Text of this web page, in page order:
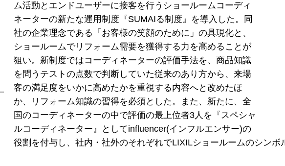
ム活動とエンドユーザーに接客を行うショールームコーディ
ネーターの新たな運用制度『SUMAIる制度』を導入した。同
社の企業理念である「お客様の笑顔のために」の具現化と、
ショールームでリフォーム需要を獲得する力を高めることが
狙い。新制度ではコーディネーターの評価手法を、商品知識
を問うテストの点数で判断していた従来のあり方から、来場
客の満足度をいかに高めたかを重視する内容へと改めたほ
か、リフォーム知識の習得を必須とした。また、新たに、全
国のコーディネーターの中で評価の最上位者3人を『スペシャ
ルコーディネーター』としてinfluencer(インフルエンサー)の
役割を付与し、社内・社外のそれぞれでLIXILショールームのシンボ